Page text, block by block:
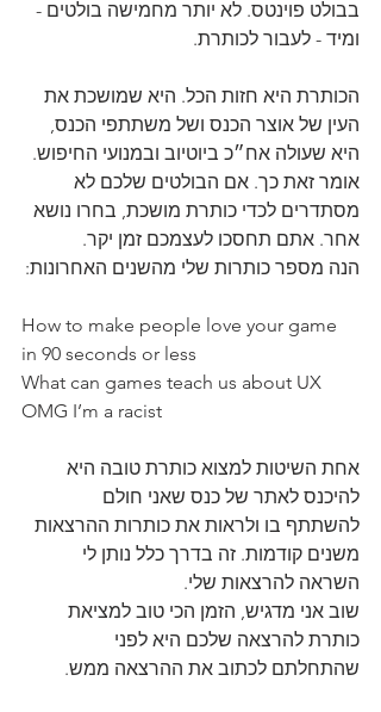
בבולט פוינטס. לא יותר מחמישה בולטים -
ומיד - לעבור לכותרת.
הכותרת היא חזות הכל. היא שמושכת את
העין של אוצר הכנס ושל משתתפי הכנס,
היא שעולה אח״כ ביוטיוב ובמנועי החיפוש.
אומר זאת כך. אם הבולטים שלכם לא
מסתדרים לכדי כותרת מושכת, בחרו נושא
אחר. אתם תחסכו לעצמכם זמן יקר.
הנה מספר כותרות שלי מהשנים האחרונות:
How to make people love your game
in 90 seconds or less
What can games teach us about UX
OMG I’m a racist
אחת השיטות למצוא כותרת טובה היא
להיכנס לאתר של כנס שאני חולם
להשתתף בו ולראות את כותרות ההרצאות
משנים קודמות. זה בדרך כלל נותן לי
השראה להרצאות שלי.
שוב אני מדגיש, הזמן הכי טוב למציאת
כותרת להרצאה שלכם היא לפני
שהתחלתם לכתוב את ההרצאה ממש.